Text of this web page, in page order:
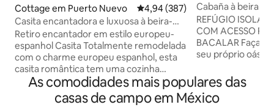
Cottage em Puerto Nuevo Classificação média de 4,94 em
4,94 (387)
Casita encantadora e luxuosa à beira-
mar ~
Retiro encantador em estilo europeu-
espanhol Casita Totalmente remodelada
com o charme europeu espanhol, esta
casita romântica tem uma cozinha
elegante, uma cama de dossel de sonho
com roupa de cama luxuosa e uma
acolhedora lareira a lenha. Relaxe no
Cabaña à beira
privativa de 4
REFÚGIO
COM ACESSO
BACALAR Faça uma escapadela para o
seu próprio oásis
final dos nossos
completamente
Com apenas três
As comodidades mais populares das
casas de campo em México